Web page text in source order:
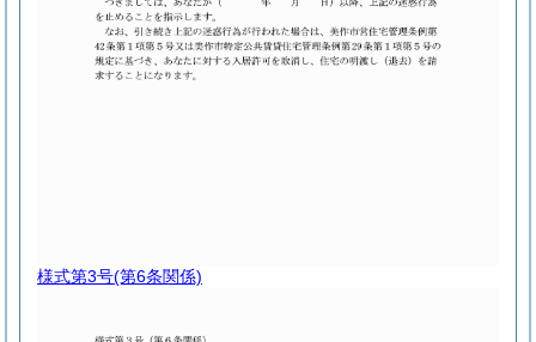
様式第3号(第6条関係)